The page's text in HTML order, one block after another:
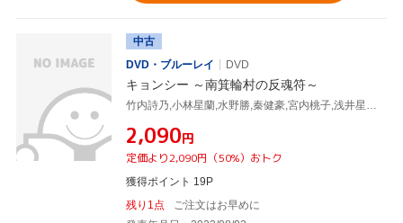
中古
DVD・ブルーレイ
DVD
キョンシー ～南箕輪村の反魂符～
竹内詩乃,小林星蘭,水野勝,秦健豪,宮内桃子,浅井星光,夏目大一朗,松田純一
¥2,090円
定価より2,090円（50%）おトク
獲得ポイント 19P
残り1点
ご注文はお早めに